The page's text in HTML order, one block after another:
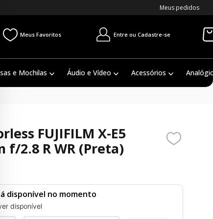
Meus pedidos
Meus Favoritos Entre ou Cadastre-se
e Mochilas Áudio e Vídeo Acessórios
FUJIFILM X-E5
f/2.8 R WR (Preta)
disponível no momento
disponível